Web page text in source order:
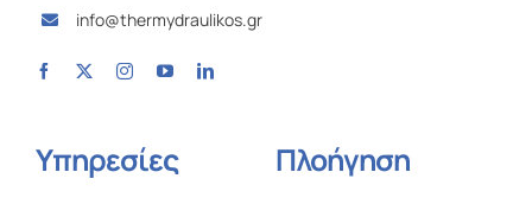
info@thermydraulikos.gr
Υπηρεσίες Πλοήγηση